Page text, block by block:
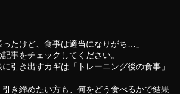
ったけど、食事は適当になりがち…」
事をチェックしてください。
引き出すカギは「トレーニング後の食事」
き締めたい方も、何をどう食べるかで結果